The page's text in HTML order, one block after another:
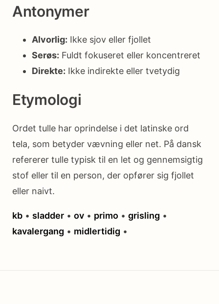
Antonymer
Alvorlig: Ikke sjov eller fjollet
Serøs: Fuldt fokuseret eller koncentreret
Direkte: Ikke indirekte eller tvetydig
Etymologi
Ordet tulle har oprindelse i det latinske ord
tela, som betyder vævning eller net. På dansk
refererer tulle typisk til en let og gennemsigtig
stof eller til en person, der opfører sig fjollet
eller naivt.
kb • sladder • ov • primo • grisling •
kavalergang • midlertidig •